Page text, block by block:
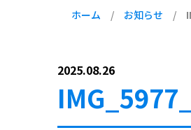
ホーム / お知らせ /
2025.08.26